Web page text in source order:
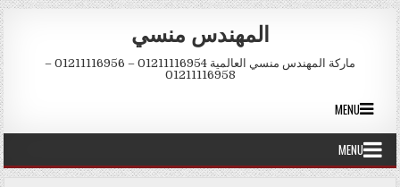
Skip to content
المهندس منسي
ماركة المهندس منسي العالمية 01211116954 – 01211116956 –
01211116958
MENU
MENU